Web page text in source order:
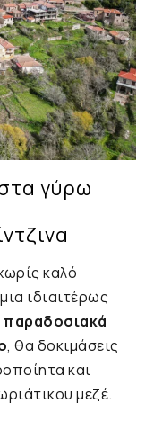
γύρω
καλό
ιδιαιτέρως
παραδοσιακά
, θα δοκιμάσεις
και
μεζέ.